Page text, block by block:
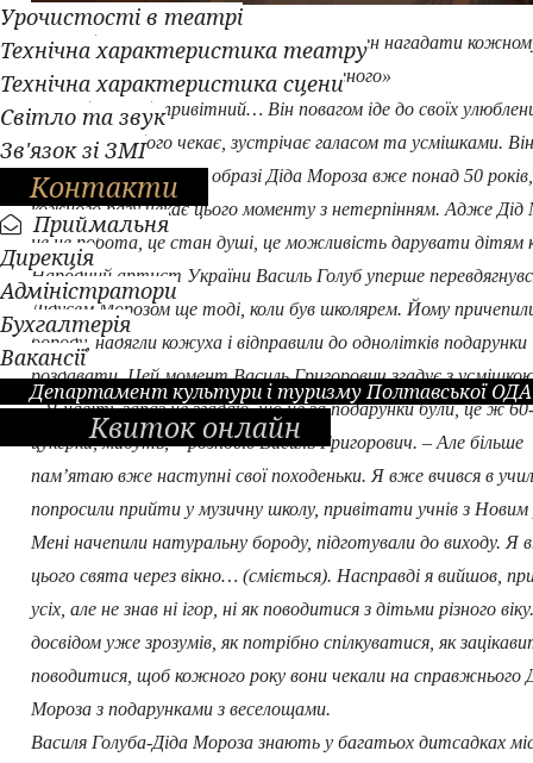
Урочистості в театрі
Технічна характеристика театру
Технічна характеристика сцени
Світло та звук
Зв'язок зі ЗМІ
Контакти
Приймальня
Дирекція
Адміністратори
Бухгалтерія
Вакансії
Департамент культури і туризму Полтавської ОДА
Квиток онлайн
Перший Дід Мороз: «Дідусь Мороз повинен нагадати
дідуся – лагідного, терплячого, усміхненого»
Добрий, щирий, привітний… Він повагом іде до своїх
дітвори, яка його чекає, зустрічає галасом та усмішками.
приходить до дітей в образі Діда Мороза вже понад 50 років,
кожного разу чекає цього моменту з нетерпінням. Адже Дід
це не робота, це стан душі, це можливість дарувати дітям
Народний артист України Василь Голуб уперше
Дідусем Морозом ще тоді, коли був школярем. Йому
бороду, надягли кожуха і відправили до однолітків подарунки
роздавати. Цей момент Василь Григорович згадує з
– Я навіть зараз не згадаю, що це за подарунки були, це ж
цукерки, мабуть, – розповів Василь Григорович. – Але більше
пам’ятаю вже наступні свої походеньки. Я вже вчився в
попросили прийти у музичну школу, привітати учнів з Новим
Мені начепили натуральну бороду, підготували до виходу. Я
цього свята через вікно… (сміється). Насправді я вийшов,
усіх, але не знав ні ігор, ні як поводитися з дітьми різного
досвідом уже зрозумів, як потрібно спілкуватися, як
поводитися, щоб кожного року вони чекали на справжнього
Мороза з подарунками з веселощами.
Василя Голуба-Діда Мороза знають у багатьох дитсадках